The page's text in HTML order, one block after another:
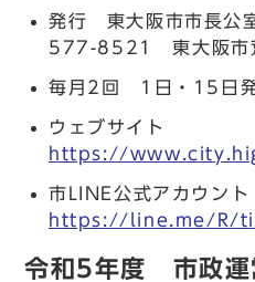
発行 東大阪市市長公
577-8521 東大阪市
毎月2回 1日・15日
ウェブサイト
https://
市LINE公式アカウン
https://line.me/R/
令和5年度 市政運